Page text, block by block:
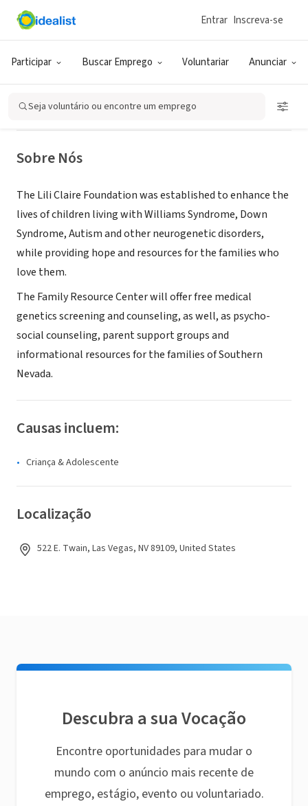
Participar Buscar Emprego Voluntariar Anunciar
Entrar Inscreva-se
Seja voluntário ou encontre um emprego
ONG (SETOR SOCIAL)
The Lili Claire Foundation Family
Resource Center
Las Vegas, NV|www.liliclairefoundation.org
Sobre Nós
The Lili Claire Foundation was established to enhance the
lives of children living with Williams Syndrome, Down
Syndrome, Autism and other neurogenetic disorders,
while providing hope and resources for the families who
love them.
The Family Resource Center will offer free medical
genetics screening and counseling, as well, as psycho-
social counseling, parent support groups and
informational resources for the families of Southern
Nevada.
Causas incluem:
Criança & Adolescente
Localização
522 E. Twain, Las Vegas, NV 89109, United States
Descubra a sua Vocação
Encontre oportunidades para mudar o
mundo com o anúncio mais recente de
emprego, estágio, evento ou voluntariado.